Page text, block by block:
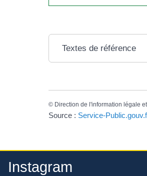
Textes de référence
© Direction de l'information légale
Source : Service-
Instagram